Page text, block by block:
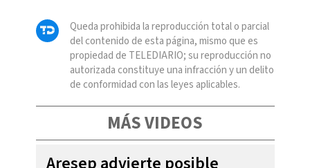
Queda prohibida la reproducción total o parcial
del contenido de esta página, mismo que es
propiedad de TELEDIARIO; su reproducción no
autorizada constituye una infracción y un delito
de conformidad con las leyes aplicables.
MÁS VIDEOS